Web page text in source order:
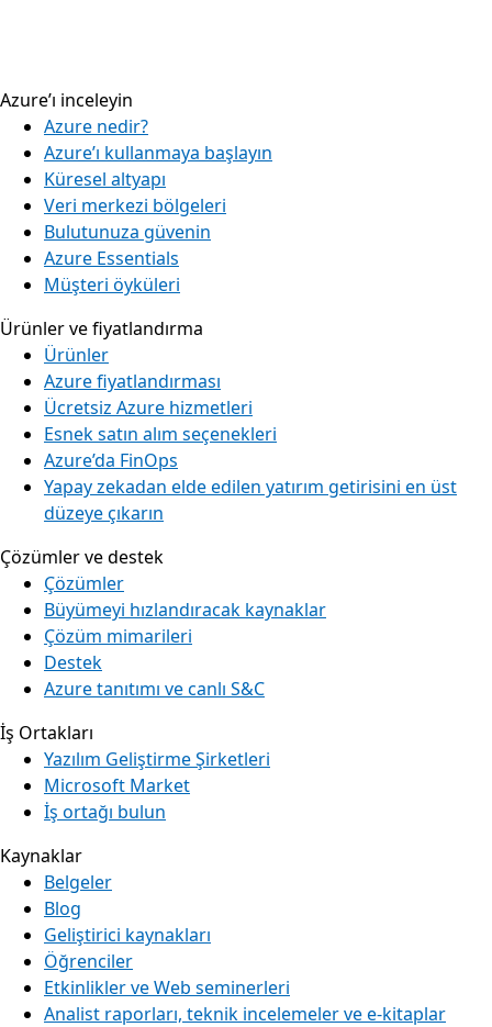
Azure’ı inceleyin
Azure nedir?
Azure’ı kullanmaya başlayın
Küresel altyapı
Veri merkezi bölgeleri
Bulutunuza güvenin
Azure Essentials
Müşteri öyküleri
Ürünler ve fiyatlandırma
Ürünler
Azure fiyatlandırması
Ücretsiz Azure hizmetleri
Esnek satın alım seçenekleri
Azure’da FinOps
Yapay zekadan elde edilen yatırım getirisini en üst
düzeye çıkarın
Çözümler ve destek
Çözümler
Büyümeyi hızlandıracak kaynaklar
Çözüm mimarileri
Destek
Azure tanıtımı ve canlı S&C
İş Ortakları
Yazılım Geliştirme Şirketleri
Microsoft Market
İş ortağı bulun
Kaynaklar
Belgeler
Blog
Geliştirici kaynakları
Öğrenciler
Etkinlikler ve Web seminerleri
Analist raporları, teknik incelemeler ve e-kitaplar